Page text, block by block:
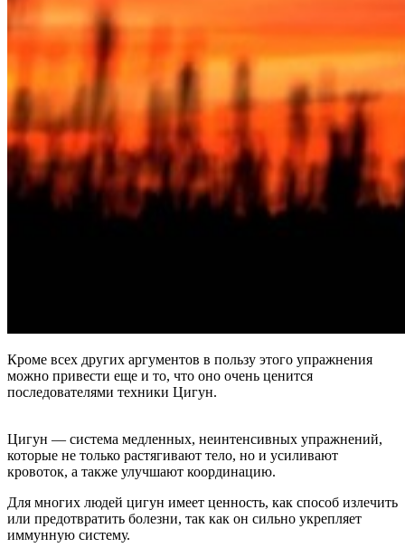
Кроме всех других аргументов в пользу этого упражнения
можно привести еще и то, что оно очень ценится
последователями техники Цигун.
Цигун — система медленных, неинтенсивных упражнений,
которые не только растягивают тело, но и усиливают
кровоток, а также улучшают координацию.
Для многих людей цигун имеет ценность, как способ излечить
или предотвратить болезни, так как он сильно укрепляет
иммунную систему.